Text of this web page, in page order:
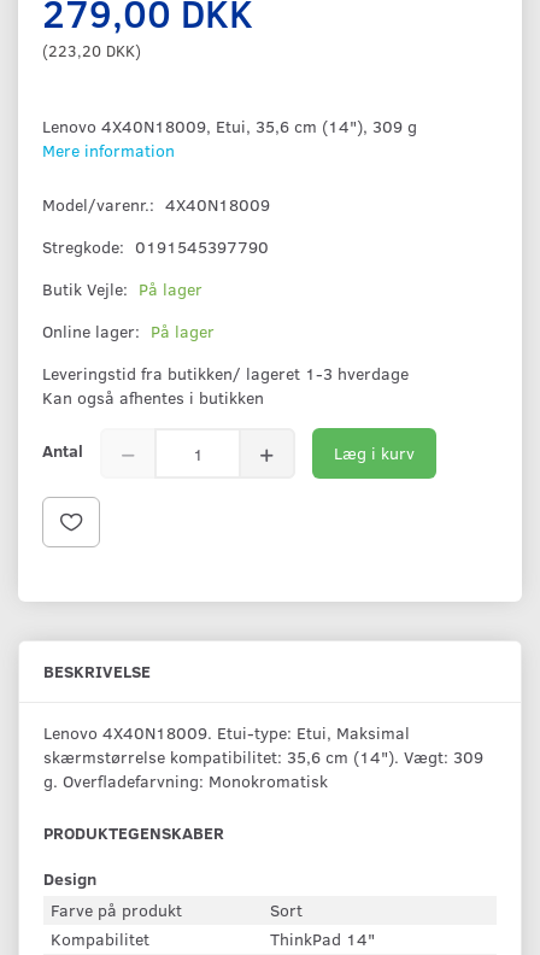
279,00 DKK
(223,20 DKK)
Lenovo 4X40N18009, Etui, 35,6 cm (14"), 309 g
Mere information
Model/varenr.: 4X40N18009
Stregkode: 0191545397790
Butik Vejle: På lager
Online lager: På lager
Leveringstid fra butikken/ lageret 1-3 hverdage
Kan også afhentes i butikken
Antal Læg i kurv
BESKRIVELSE
Lenovo 4X40N18009. Etui-type: Etui, Maksimal
skærmstørrelse kompatibilitet: 35,6 cm (14"). Vægt: 309
g. Overfladefarvning: Monokromatisk
PRODUKTEGENSKABER
Design
Farve på produkt
Sort
Kompabilitet
ThinkPad 14"